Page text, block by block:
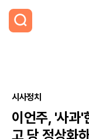
검
색
시사정치
이언주, '사과
고 당 정상화